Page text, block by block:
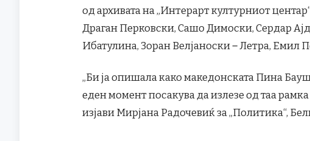
од архивата на „Интерарт културниот
Драган Перковски, Сашо Димоски, Сердар
Ибатулина, Зоран Велјаноски ‒ Летра, Емил
„Би ја опишала како македонската Пина
еден момент посакува да излезе од таа
изјави Мирјана Радочевиќ за „Политика“,